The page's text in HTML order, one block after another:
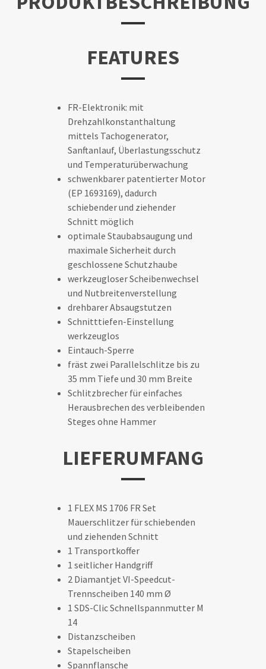
FEATURES
FR-Elektronik: mit
Drehzahlkonstanthaltung
mittels Tachogenerator,
Sanftanlauf, Überlastungsschutz
und Temperaturüberwachung
schwenkbarer patentierter Motor
(EP 1693169), dadurch
schiebender und ziehender
Schnitt möglich
optimale Staubabsaugung und
maximale Sicherheit durch
geschlossene Schutzhaube
werkzeugloser Scheibenwechsel
und Nutbreitenverstellung
drehbarer Absaugstutzen
Schnitttiefen-Einstellung
werkzeuglos
Eintauch-Sperre
fräst zwei Parallelschlitze bis zu
35 mm Tiefe und 30 mm Breite
Schlitzbrecher für einfaches
Herausbrechen des verbleibenden
Steges ohne Hammer
LIEFERUMFANG
1 FLEX MS 1706 FR Set
Mauerschlitzer für schiebenden
und ziehenden Schnitt
1 Transportkoffer
1 seitlicher Handgriff
2 Diamantjet VI-Speedcut-
Trennscheiben 140 mm Ø
1 SDS-Clic Schnellspannmutter M
14
Distanzscheiben
Stapelscheiben
Spannflansche